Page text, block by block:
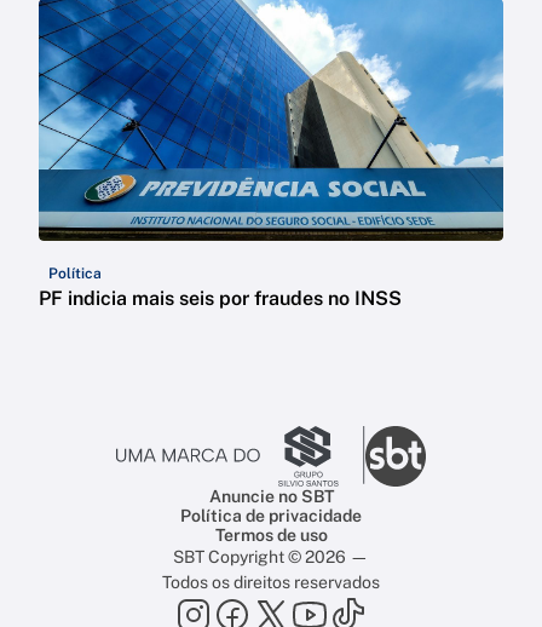
Política
PF indicia mais seis por fraudes no INSS
Anuncie no SBT
Política de privacidade
Termos de uso
SBT Copyright © 2026 —
Todos os direitos reservados